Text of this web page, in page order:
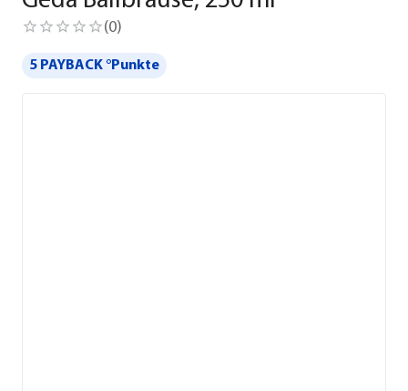
(0)
5 PAYBACK °Punkte